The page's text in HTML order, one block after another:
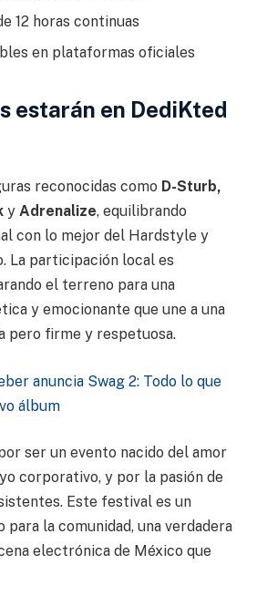
12 horas continuas
en plataformas oficiales
estarán en DediKted
reconocidas como D-Sturb,
y Adrenalize, equilibrando
con lo mejor del Hardstyle y
La participación local es
el terreno para una
y emocionante que une a una
pero firme y respetuosa.
anuncia Swag 2: Todo lo que
álbum
ser un evento nacido del amor
corporativo, y por la pasión de
Este festival es un
la comunidad, una verdadera
electrónica de México que